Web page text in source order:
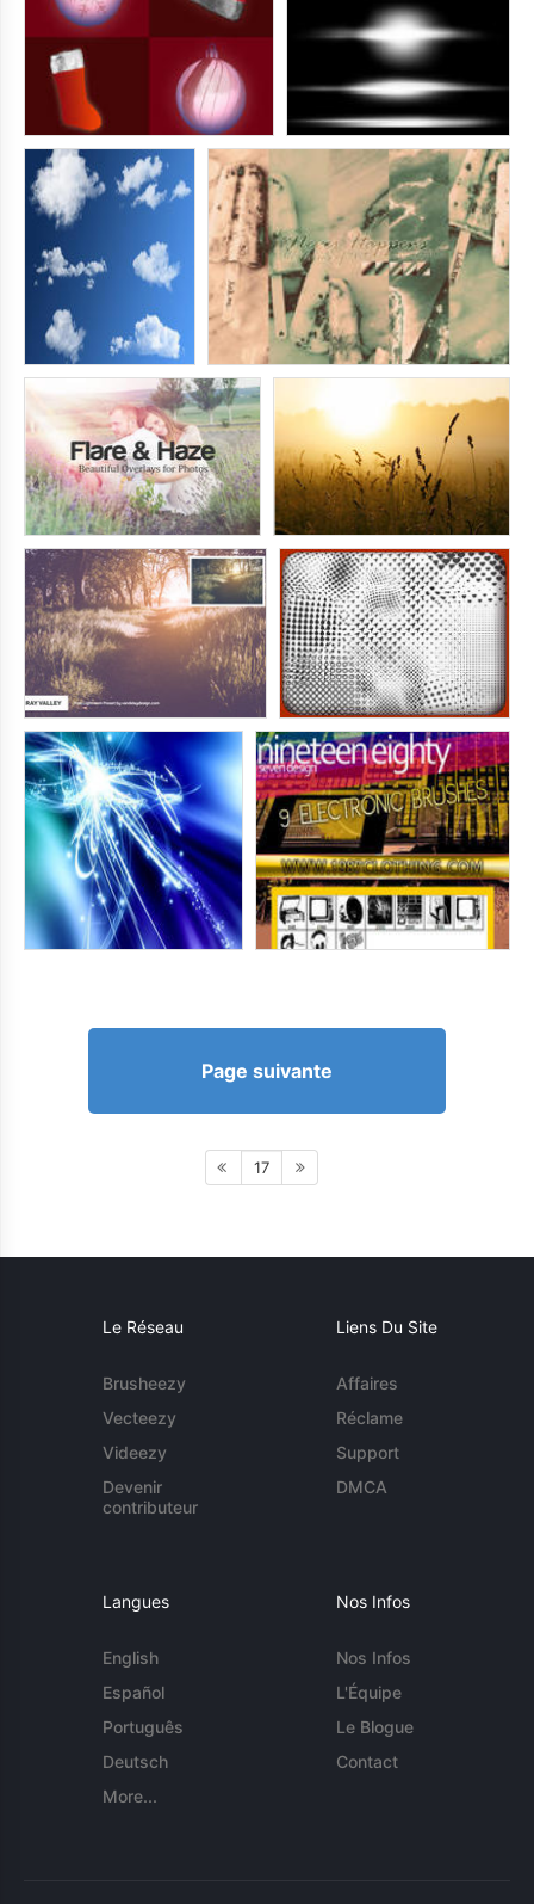
Page suivante
17
Le Réseau
Brusheezy
Vecteezy
Videezy
Devenir
contributeur
Liens Du Site
Affaires
Réclame
Support
DMCA
Langues
English
Español
Português
Deutsch
More...
Nos Infos
Nos Infos
L'Équipe
Le Blogue
Contact